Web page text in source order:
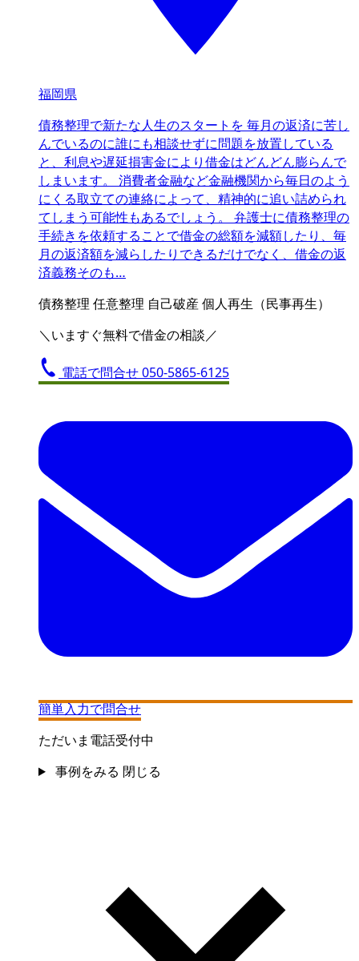
福岡県
債務整理で新たな人生のスタートを 毎月の返済に苦し
んでいるのに誰にも相談せずに問題を放置している
と、利息や遅延損害金により借金はどんどん膨らんで
しまいます。 消費者金融など金融機関から毎日のよう
にくる取立ての連絡によって、精神的に追い詰められ
てしまう可能性もあるでしょう。 弁護士に債務整理の
手続きを依頼することで借金の総額を減額したり、毎
月の返済額を減らしたりできるだけでなく、借金の返
済義務そのも…
債務整理 任意整理 自己破産個人再生（民事再生）
＼いますぐ無料で借金の相談／
電話で問合せ050-5865-6125
簡単入力で問合せ
ただいま電話受付中
事例をみる 閉じる